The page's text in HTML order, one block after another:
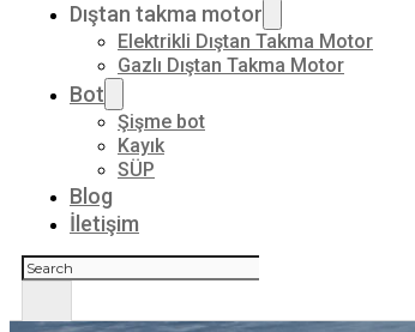
Dıştan takma motor
Elektrikli Dıştan Takma Motor
Gazlı Dıştan Takma Motor
Bot
Şişme bot
Kayık
SÜP
Blog
İletişim
Ara